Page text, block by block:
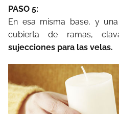
PASO 5:
En esa misma base, y
cubierta de ramas,
sujecciones para las velas.